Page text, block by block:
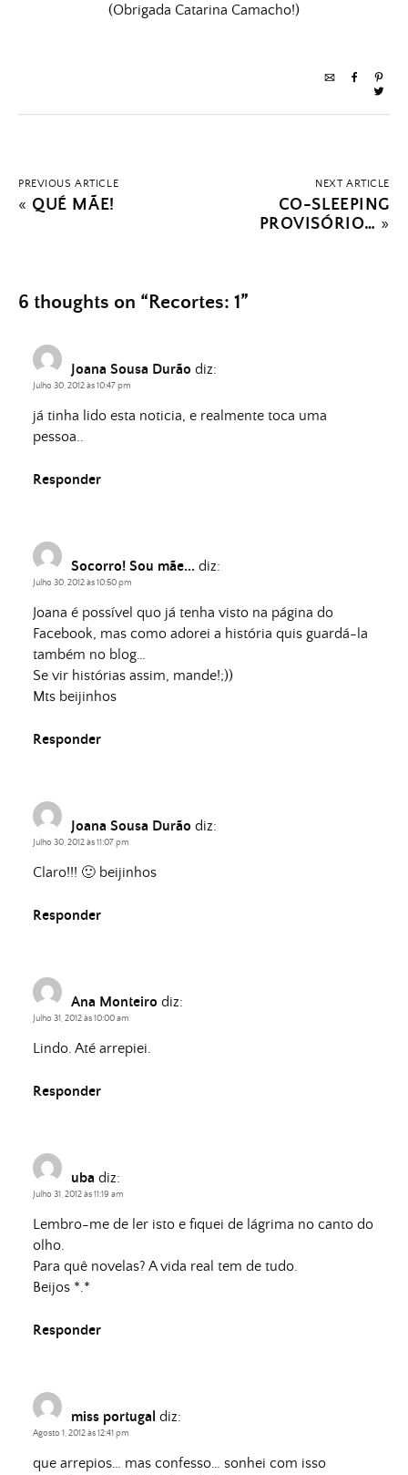
(Obrigada Catarina Camacho!)
PREVIOUS ARTICLE
« QUÉ MÃE!
NEXT ARTICLE
CO-SLEEPING
PROVISÓRIO… »
6 thoughts on “Recortes: 1”
Joana Sousa Durão diz:
Julho 30, 2012 às 10:47 pm
já tinha lido esta noticia, e realmente toca uma
pessoa..
Responder
Socorro! Sou mãe... diz:
Julho 30, 2012 às 10:50 pm
Joana é possível quo já tenha visto na página do
Facebook, mas como adorei a história quis guardá-la
também no blog…
Se vir histórias assim, mande!;))
Mts beijinhos
Responder
Joana Sousa Durão diz:
Julho 30, 2012 às 11:07 pm
Claro!!! 🙂 beijinhos
Responder
Ana Monteiro diz:
Julho 31, 2012 às 10:00 am
Lindo. Até arrepiei.
Responder
uba diz:
Julho 31, 2012 às 11:19 am
Lembro-me de ler isto e fiquei de lágrima no canto do
olho.
Para quê novelas? A vida real tem de tudo.
Beijos *.*
Responder
miss portugal diz:
Agosto 1, 2012 às 12:41 pm
que arrepios… mas confesso… sonhei com isso